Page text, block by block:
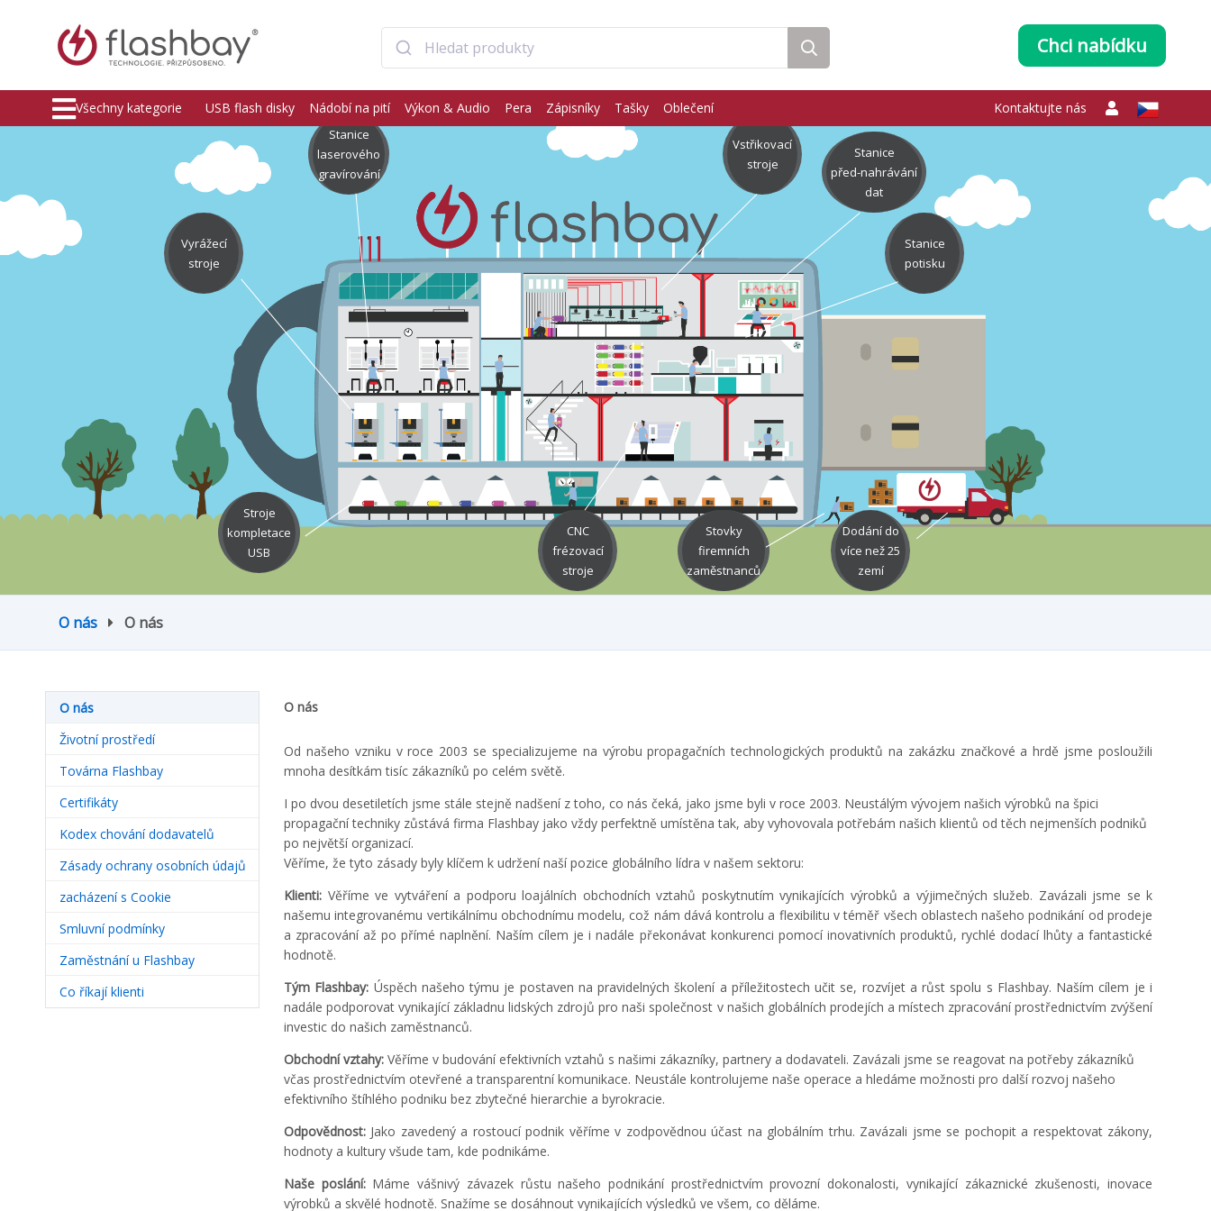
Chci nabídku
Všechny kategorie USB flash disky Nádobí na pití Výkon & Audio Pera Zápisníky Tašky Oblečení Kontaktujte nás
Stanice
laserového
gravírování
Stanice
před‑nahrávání
dat
Stroje
kompletace
USB
CNC
frézovací
stroje
Dodání do
více než 25
zemí
Vyrážecí
stroje
Vstřikovací
stroje
Stanice
potisku
Stovky
firemních
zaměstnanců
O nás O nás
O nás
Od našeho vzniku v roce 2003 se specializujeme na výrobu propagačních technologických produktů na zakázku značkové a hrdě jsme posloužili
mnoha desítkám tisíc zákazníků po celém světě.
I po dvou desetiletích jsme stále stejně nadšení z toho, co nás čeká, jako jsme byli v roce 2003. Neustálým vývojem našich výrobků na špici
propagační techniky zůstává firma Flashbay jako vždy perfektně umístěna tak, aby vyhovovala potřebám našich klientů od těch nejmenších podniků
po největší organizací.
Věříme, že tyto zásady byly klíčem k udržení naší pozice globálního lídra v našem sektoru:
Klienti: Věříme ve vytváření a podporu loajálních obchodních vztahů poskytnutím vynikajících výrobků a výjimečných služeb. Zavázali jsme se k
našemu integrovanému vertikálnímu obchodnímu modelu, což nám dává kontrolu a flexibilitu v téměř všech oblastech našeho podnikání od prodeje
a zpracování až po přímé naplnění. Naším cílem je i nadále překonávat konkurenci pomocí inovativních produktů, rychlé dodací lhůty a fantastické
hodnotě.
Tým Flashbay: Úspěch našeho týmu je postaven na pravidelných školení a příležitostech učit se, rozvíjet a růst spolu s Flashbay. Naším cílem je i
nadále podporovat vynikající základnu lidských zdrojů pro naši společnost v našich globálních prodejích a místech zpracování prostřednictvím zvýšení
investic do našich zaměstnanců.
Obchodní vztahy: Věříme v budování efektivních vztahů s našimi zákazníky, partnery a dodavateli. Zavázali jsme se reagovat na potřeby zákazníků
včas prostřednictvím otevřené a transparentní komunikace. Neustále kontrolujeme naše operace a hledáme možnosti pro další rozvoj našeho
efektivního štíhlého podniku bez zbytečné hierarchie a byrokracie.
Odpovědnost: Jako zavedený a rostoucí podnik věříme v zodpovědnou účast na globálním trhu. Zavázali jsme se pochopit a respektovat zákony,
hodnoty a kultury všude tam, kde podnikáme.
Naše poslání:Máme vášnivý závazek růstu našeho podnikání prostřednictvím provozní dokonalosti, vynikající zákaznické zkušenosti, inovace
výrobků a skvělé hodnotě. Snažíme se dosáhnout vynikajících výsledků ve všem, co děláme.
O nás
Životní prostředí
Továrna Flashbay
Certifikáty
Kodex chování dodavatelů
Zásady ochrany osobních údajů
zacházení s Cookie
Smluvní podmínky
Zaměstnání u Flashbay
Co říkají klienti